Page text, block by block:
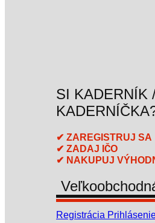
SI KADERNÍK
✔ ZAREGISTRUJ SA
✔ ZADAJ IČO
✔ NAKUPUJ
Registrácia